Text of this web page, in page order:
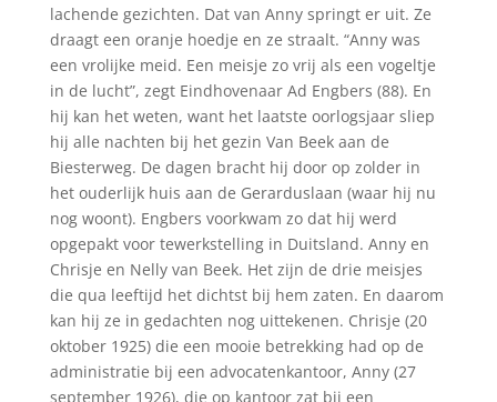
lachende gezichten. Dat van Anny springt er uit. Ze
draagt een oranje hoedje en ze straalt. “Anny was
een vrolijke meid. Een meisje zo vrij als een vogeltje
in de lucht”, zegt Eindhovenaar Ad Engbers (88). En
hij kan het weten, want het laatste oorlogsjaar sliep
hij alle nachten bij het gezin Van Beek aan de
Biesterweg. De dagen bracht hij door op zolder in
het ouderlijk huis aan de Gerarduslaan (waar hij nu
nog woont). Engbers voorkwam zo dat hij werd
opgepakt voor tewerkstelling in Duitsland. Anny en
Chrisje en Nelly van Beek. Het zijn de drie meisjes
die qua leeftijd het dichtst bij hem zaten. En daarom
kan hij ze in gedachten nog uittekenen. Chrisje (20
oktober 1925) die een mooie betrekking had op de
administratie bij een advocatenkantoor, Anny (27
september 1926), die op kantoor zat bij een